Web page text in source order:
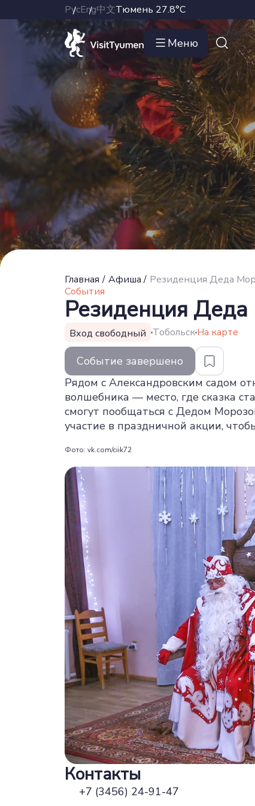
РусEng中文Тюмень 27.8°C
Меню
Главная / Афиша / Резиденция Деда
События
Резиденция
Вход свободный ТобольскНа карте
Событие завершено
Рядом с Александровским садом
волшебника — место, где сказка
смогут пообщаться с Дедом
участие в праздничной акции,
Фото: vk.com/ciik72
Контакты
+7 (3456) 24-91-47